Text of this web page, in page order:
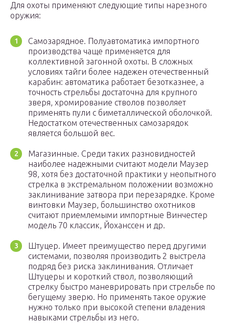
Для охоты применяют следующие типы нарезного
оружия:
Самозарядное. Полуавтоматика импортного
производства чаще применяется для
коллективной загонной охоты. В сложных
условиях тайги более надежен отечественный
карабин: автоматика работает безотказнее, а
точность стрельбы достаточна для крупного
зверя, хромирование стволов позволяет
применять пули с биметаллической оболочкой.
Недостатком отечественных самозарядок
является большой вес.
Магазинные. Среди таких разновидностей
наиболее надежными считают модели Маузер
98, хотя без достаточной практики у неопытного
стрелка в экстремальном положении возможно
заклинивание затвора при перезарядке. Кроме
винтовки Маузер, большинство охотников
считают приемлемыми импортные Винчестер
модель 70 классик, Йоханссен и др.
Штуцер. Имеет преимущество перед другими
системами, позволяя производить 2 выстрела
подряд без риска заклинивания. Отличает
Штуцеры и короткий ствол, позволяющий
стрелку быстро маневрировать при стрельбе по
бегущему зверю. Но применять такое оружие
нужно только при высокой степени владения
навыками стрельбы из него.